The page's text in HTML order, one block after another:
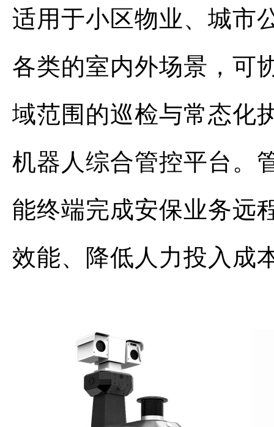
适用于小区物业、城市
各类的室内外场景，可
域范围的巡检与常态化
机器人综合管控平台。
能终端完成安保业务远
效能、降低人力投入成